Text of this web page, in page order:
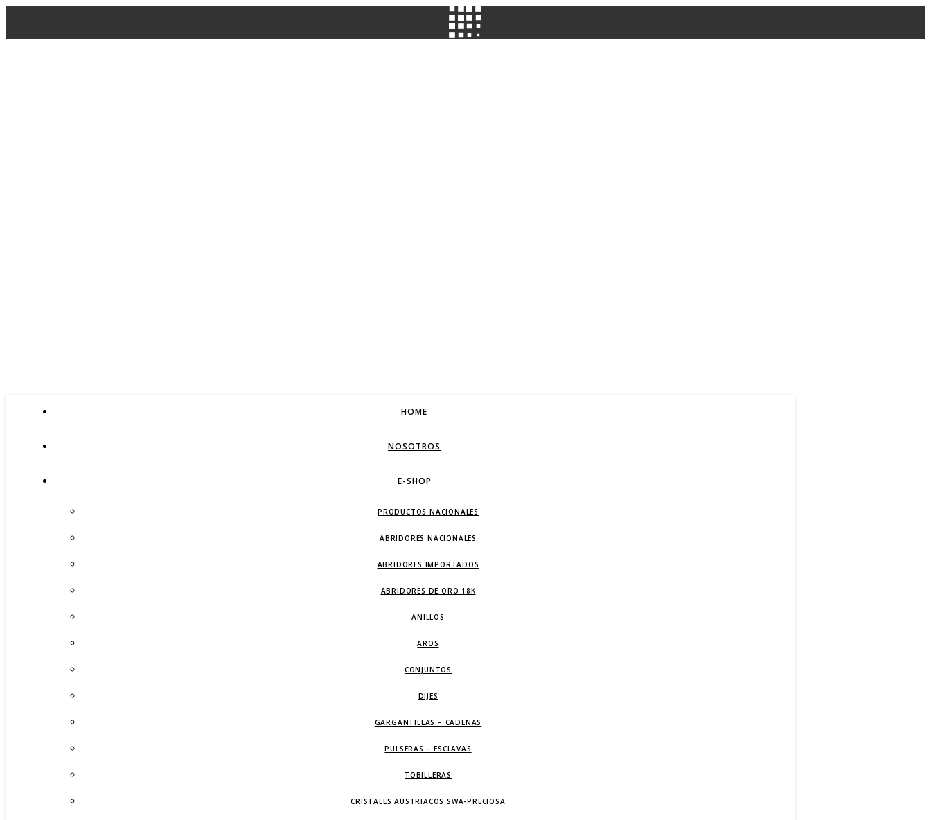
HOME
NOSOTROS
E-SHOP
PRODUCTOS NACIONALES
ABRIDORES NACIONALES
ABRIDORES IMPORTADOS
ABRIDORES DE ORO 18K
ANILLOS
AROS
CONJUNTOS
DIJES
GARGANTILLAS – CADENAS
PULSERAS – ESCLAVAS
TOBILLERAS
CRISTALES AUSTRIACOS SWA-PRECIOSA